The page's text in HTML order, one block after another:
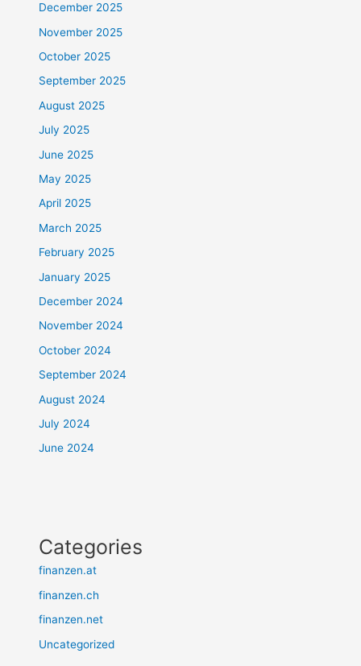
December 2025
November 2025
October 2025
September 2025
August 2025
July 2025
June 2025
May 2025
April 2025
March 2025
February 2025
January 2025
December 2024
November 2024
October 2024
September 2024
August 2024
July 2024
June 2024
Categories
finanzen.at
finanzen.ch
finanzen.net
Uncategorized